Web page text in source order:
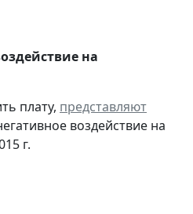
на
плату, представляют
воздействие на
г.